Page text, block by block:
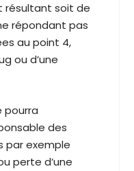
résultant soit de
répondant pas
au point 4,
ou d’une
pourra
des
par exemple
perte d’une